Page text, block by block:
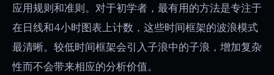
应用规则和准则。对于初学者，最有用的方法是专注于
在日线和4小时图表上计数，这些时间框架的波浪模式
最清晰。较低时间框架会引入子浪中的子浪，增加复杂
性而不会带来相应的分析价值。